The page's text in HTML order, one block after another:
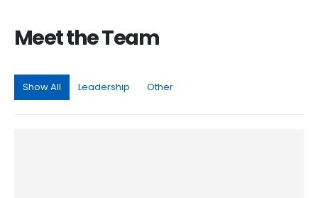
Meet theTeam
Show All Leadership Other